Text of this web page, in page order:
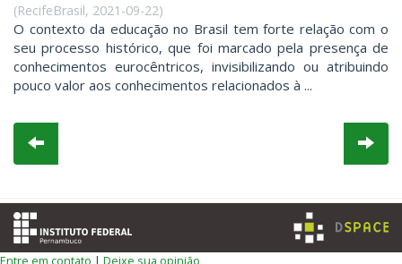
(RecifeBrasil, 2021-09-22)
O contexto da educação no Brasil tem forte relação com o
seu processo histórico, que foi marcado pela presença de
conhecimentos eurocêntricos, invisibilizando ou atribuindo
pouco valor aos conhecimentos relacionados à ...
Entre em contato | Deixe sua opinião